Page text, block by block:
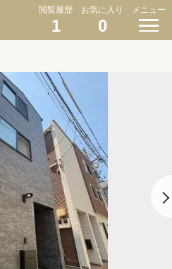
閲覧履歴
1
お気に入り
0
メニュー